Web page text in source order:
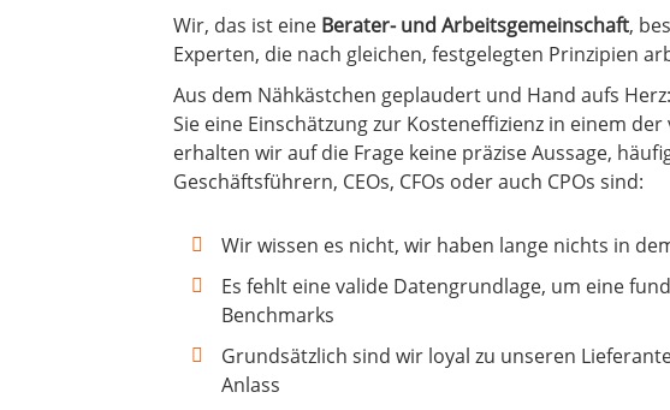
Wir, das ist eine Berater- und Arbeitsgemeinschaft,
Experten, die nach gleichen, festgelegten Prinzipien
Aus dem Nähkästchen geplaudert und Hand aufs
Sie eine Einschätzung zur Kosteneffizienz in einem
erhalten wir auf die Frage keine präzise Aussage,
Geschäftsführern, CEOs, CFOs oder auch CPOs sind:
Wir wissen es nicht, wir haben lange nichts in
Es fehlt eine valide Datengrundlage, um eine
Benchmarks
Grundsätzlich sind wir loyal zu unseren
Anlass